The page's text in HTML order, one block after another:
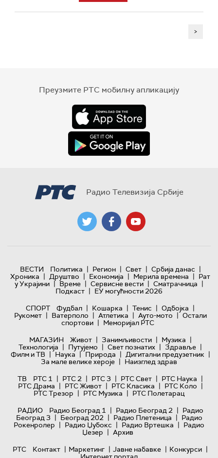
>
Преузмите РТС мобилну апликацију
Радио Телевизија Србије
ВЕСТИ Политика | Регион | Свет | Србија данас |
Хроника | Друштво | Економија | Мерила времена | Рат
у Украјини | Време | Сервисне вести | Сматрачница |
Подкаст | ЕУ могућности 2026
СПОРТ
Фудбал | Кошарка | Тенис | Одбојка |
Рукомет | Ватерполо | Атлетика | Ауто-мото | Остали
спортови | Меморијал РТС
МАГАЗИН
Живот | Занимљивости | Музика |
Технологијa | Путујемо | Свет познатих | Здравље |
Филм и ТВ | Наука | Природа | Дигитални предузетник |
За мале велике хероје | Наизглед здрав
ТВ
РТС 1 | РТС 2 | РТС 3 | РТС Свет | РТС Наука |
РТС Драма | РТС Живот | РТС Класика | РТС Коло |
РТС Трезор | РТС Музика | РТС Полетарац
РАДИО
Радио Београд 1 | Радио Београд 2 | Радио
Београд 3 | Београд 202 | Радио Плетеница | Радио
Рокенролер | Радио Џубокс | Радио Вртешка | Радио
Џезер | Архив
РТС
Контакт | Маркетинг | Јавне набавке | Конкурси |